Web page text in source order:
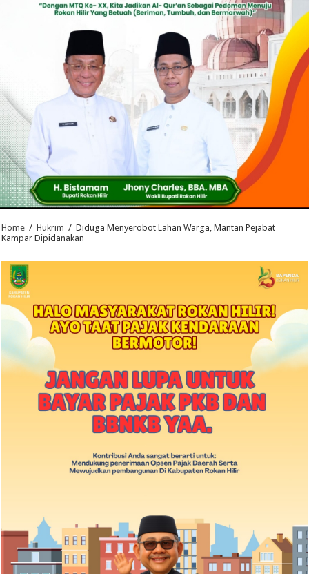
Home / Hukrim / Diduga Menyerobot Lahan Warga, Mantan Pejabat
Kampar Dipidanakan